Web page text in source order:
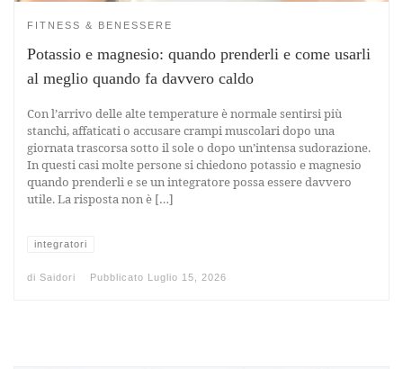
FITNESS & BENESSERE
Potassio e magnesio: quando prenderli e come usarli
al meglio quando fa davvero caldo
Con l’arrivo delle alte temperature è normale sentirsi più
stanchi, affaticati o accusare crampi muscolari dopo una
giornata trascorsa sotto il sole o dopo un’intensa sudorazione.
In questi casi molte persone si chiedono potassio e magnesio
quando prenderli e se un integratore possa essere davvero
utile. La risposta non è […]
integratori
di Saidori Pubblicato Luglio 15, 2026